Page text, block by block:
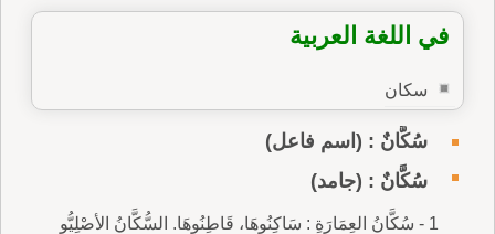
في اللغة العربية
سكان
سُكَّانٌ : (اسم فاعل)
سُكَّانٌ : (جامد)
1 - سُكَّانُ العِمَارَةِ : سَاكِنُوهَا، قَاطِنُوهَا. السُّكَّانُ الأصْلِيُّو